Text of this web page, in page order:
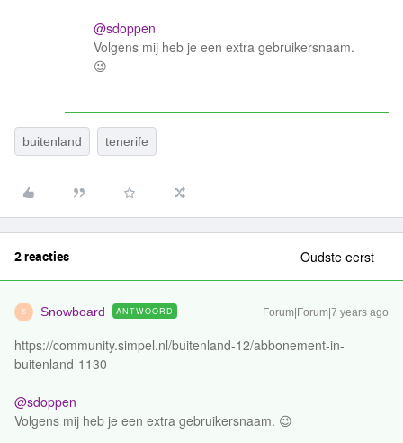
@sdoppen
Volgens mij heb je een extra gebruikersnaam.
😉
buitenland tenerife
2 reacties Oudste eerst
S Snowboard ANTWOORD Forum|Forum|7 years ago
https://community.simpel.nl/buitenland-12/abbonement-in-
buitenland-1130
@sdoppen
Volgens mij heb je een extra gebruikersnaam. 😉